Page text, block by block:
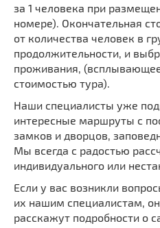
за 1 человека при
номере). Окончательная
от количества человек в
продолжительности, и
проживания,
стоимостью тура).
Наши специалисты уже
интересные маршруты с
замков и дворцов,
Мы всегда с радостью
индивидуального или
Если у вас возникли
их нашим специалистам,
расскажут подробности о